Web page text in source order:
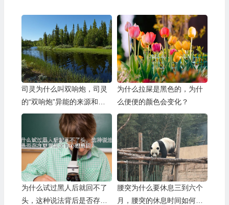
司灵为什么叫双响炮，司灵
的“双响炮”异能的来源和发
展
为什么拉屎是黑色的，为什
么便便的颜色会变化？
为什么试过黑人后就回不了
头，这种说法背后是否存在
腰突为什么要休息三到六个
月，腰突的休息时间如何把